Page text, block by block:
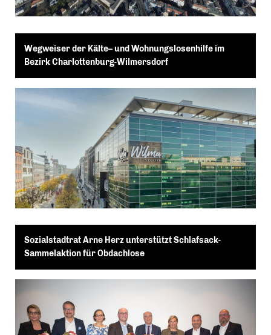
Wegweiser der Kälte– und Wohnungslosenhilfe im
Bezirk Charlottenburg-Wilmersdorf
Sozialstadtrat Arne Herz unterstützt Schlafsack-
Sammelaktion für Obdachlose